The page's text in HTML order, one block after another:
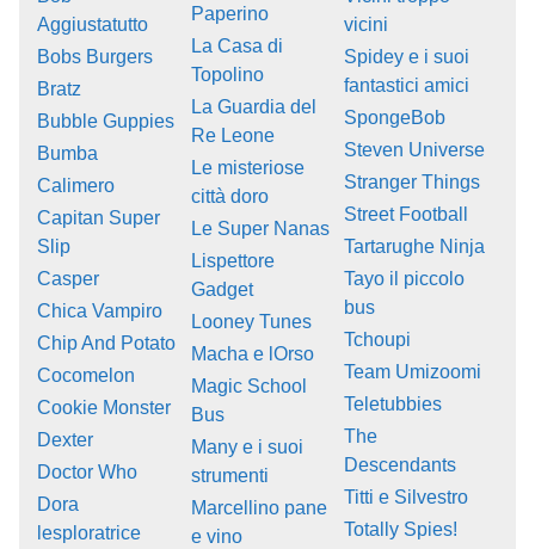
Aggiustatutto
Bobs Burgers
Bratz
Bubble Guppies
Bumba
Calimero
Capitan Super
Slip
Casper
Chica Vampiro
Chip And Potato
Cocomelon
Cookie Monster
Dexter
Doctor Who
Dora
lesploratrice
Paperino
La Casa di
Topolino
La Guardia del
Re Leone
Le misteriose
città doro
Le Super Nanas
Lispettore
Gadget
Looney Tunes
Macha e lOrso
Magic School
Bus
Many e i suoi
strumenti
Marcellino pane
e vino
vicini
Spidey e i suoi
fantastici amici
SpongeBob
Steven Universe
Stranger Things
Street Football
Tartarughe Ninja
Tayo il piccolo
bus
Tchoupi
Team Umizoomi
Teletubbies
The
Descendants
Titti e Silvestro
Totally Spies!